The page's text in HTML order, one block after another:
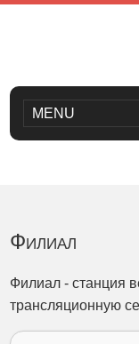
Филиал
Филиал - станция
трансляционную